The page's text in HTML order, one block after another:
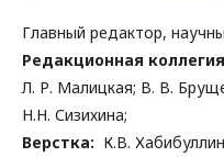
Главный редактор,
Редакционная
Л. Р. Малицкая; В. В.
Н.Н. Сизихина;
Верстка: К.В.